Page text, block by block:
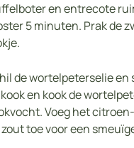
en entrecote
5 minuten. Prak de
de wortelpeterselie en
en kook de
Voeg het
toe voor een